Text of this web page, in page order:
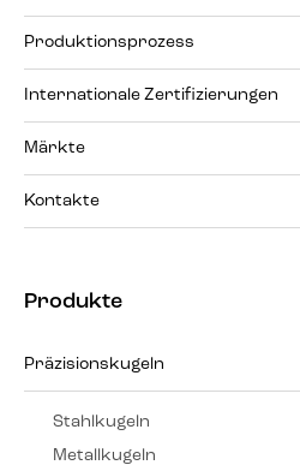
Produktionsprozess
Internationale Zertifizierungen
Märkte
Kontakte
Produkte
Präzisionskugeln
Stahlkugeln
Metallkugeln